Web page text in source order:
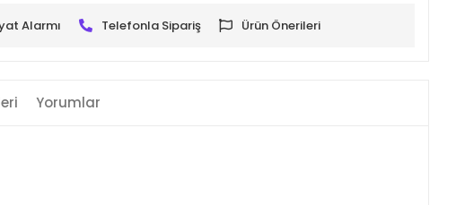
Alarmı Telefonla Sipariş Ürün Önerileri
Yorumlar